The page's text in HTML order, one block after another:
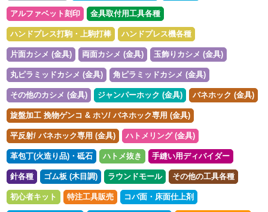
アルファベット刻印 金具取付用工具各種
ハンドプレス打駒・上駒打棒 ハンドプレス機各種
片面カシメ (金具) 両面カシメ (金具) 玉飾りカシメ (金具)
丸ピラミッドカシメ (金具) 角ピラミッドカシメ (金具)
その他のカシメ (金具) ジャンパーホック (金具) バネホック (金具)
旋盤加工 挽物ゲンコ & ホソ/ バネホック専用 (金具)
平反射/ バネホック専用 (金具) ハトメリング (金具)
革包丁(火造り品)・砥石 ハトメ抜き 手縫い用ディバイダー
針各種 ゴム板 (木目調) ラウンドモール その他の工具各種
初心者キット 特注工具販売 コバ面・床面仕上剤